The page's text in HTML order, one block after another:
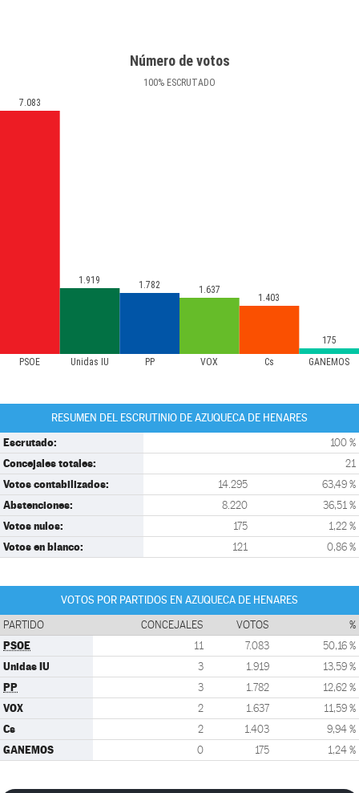
Número de votos
100% ESCRUTADO
PSOE Unidas IU PP VOX Cs GANEMOS
7.083
1.919 1.782 1.637
1.403
175
RESUMEN DEL ESCRUTINIO DE AZUQUECA DE HENARES
Escrutado: 100 %
Concejales totales: 21
Votos contabilizados: 14.295 63,49 %
Abstenciones: 8.220 36,51 %
Votos nulos: 175 1,22 %
Votos en blanco: 121 0,86 %
VOTOS POR PARTIDOS EN AZUQUECA DE HENARES
PARTIDO CONCEJALES VOTOS %
PSOE 11 7.083 50,16 %
Unidas IU 3 1.919 13,59 %
PP 3 1.782 12,62 %
VOX 2 1.637 11,59 %
Cs 2 1.403 9,94 %
GANEMOS 0 175 1,24 %